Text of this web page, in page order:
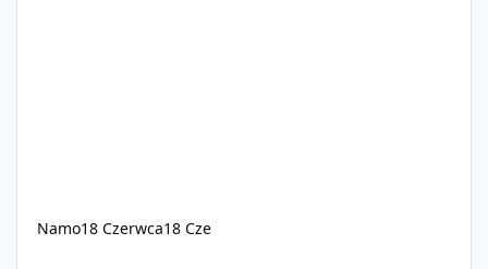
Namo18 Czerwca18 Cze